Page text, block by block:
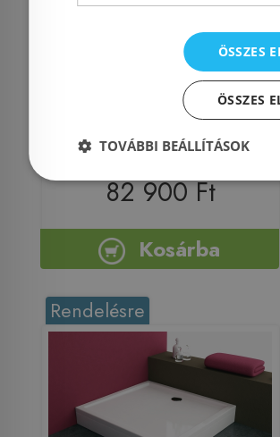
Cikkszám: 571110
82 900 Ft
Kosárba
Rendelésre
ÖSSZES
ÖSSZES
TOVÁBBI BEÁLLÍTÁSOK